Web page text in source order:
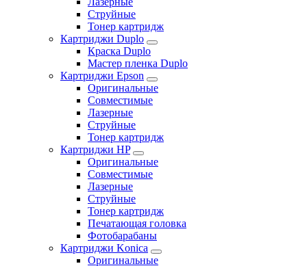
Струйные
Тонер картридж
Картриджи Duplo
Краска Duplo
Мастер пленка Duplo
Картриджи Epson
Оригинальные
Совместимые
Лазерные
Струйные
Тонер картридж
Картриджи HP
Оригинальные
Совместимые
Лазерные
Струйные
Тонер картридж
Печатающая головка
Фотобарабаны
Картриджи Konica
Оригинальные